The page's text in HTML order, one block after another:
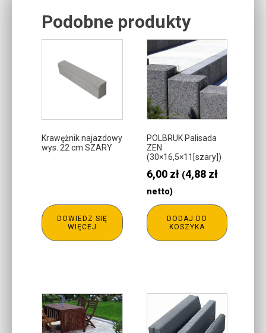
Podobne produkty
Krawężnik najazdowy
wys. 22 cm SZARY
DOWIEDZ SIĘ
WIĘCEJ
POLBRUK Palisada
ZEN
(30×16,5×11[szary])
6,00 zł (4,88 zł
netto)
DODAJ DO
KOSZYKA